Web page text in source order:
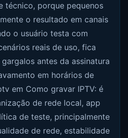
técnico, porque pequenos
o resultado em canais
o usuário testa com
reais de uso, fica
antes da assinatura
em horários de
em Como gravar IPTV: é
de rede local, app
de teste, principalmente
de rede, estabilidade